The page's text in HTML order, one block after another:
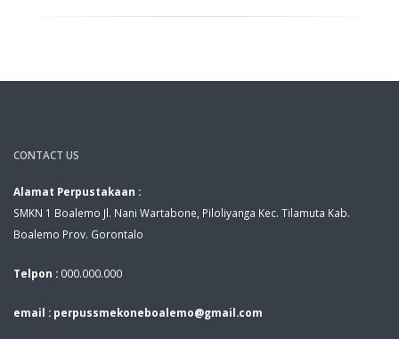
CONTACT US
Alamat Perpustakaan :
SMKN 1 Boalemo Jl. Nani Wartabone, Piloliyanga Kec. Tilamuta Kab.
Boalemo Prov. Gorontalo
Telpon : 000.000.000
email : perpussmekoneboalemo@gmail.com